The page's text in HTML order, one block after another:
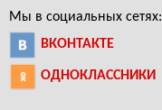
Мы в социальных сетях:
ВКОНТАКТЕ
ОДНОКЛАССНИКИ